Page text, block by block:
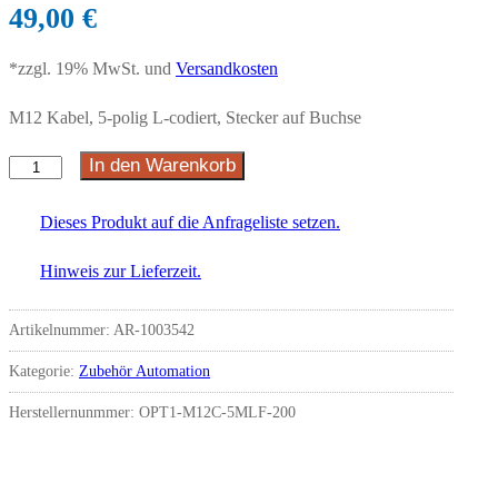
49,00 €
*zzgl. 19% MwSt. und Versandkosten
M12 Kabel, 5-polig L-codiert, Stecker auf Buchse
In den Warenkorb
Dieses Produkt auf die Anfrageliste setzen.
Hinweis zur Lieferzeit.
Artikelnummer: AR-1003542
Kategorie: Zubehör Automation
Herstellernunmmer: OPT1-M12C-5MLF-200